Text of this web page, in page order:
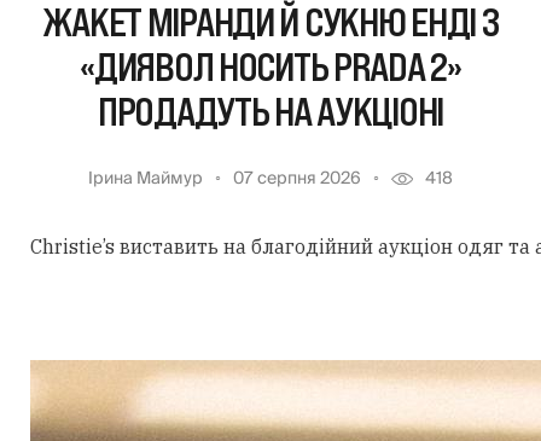
ЖАКЕТ МІРАНДИ Й СУКНЮ ЕНДІ З
«ДИЯВОЛ НОСИТЬ PRADA 2»
ПРОДАДУТЬ НА АУКЦІОНІ
Ірина Маймур 07 серпня 2026 418
Christie’s виставить на благодійний аукціон одяг